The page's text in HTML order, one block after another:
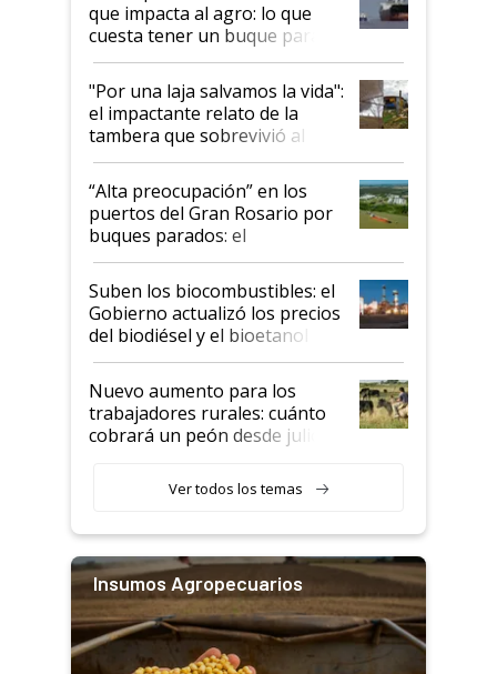
que impacta al agro: lo que
cuesta tener un buque parado
y el peligro de que Argentina
pase a ser "país sucio"
"Por una laja salvamos la vida":
el impactante relato de la
tambera que sobrevivió al
tornado
“Alta preocupación” en los
puertos del Gran Rosario por
buques parados: el
funcionamiento de las
exportadoras en tensión tras
la medida de fuerza de los
prácticos
Suben los biocombustibles: el
Gobierno actualizó los precios
del biodiésel y el bioetanol
Nuevo aumento para los
trabajadores rurales: cuánto
cobrará un peón desde julio
Ver todos los temas
Insumos Agropecuarios